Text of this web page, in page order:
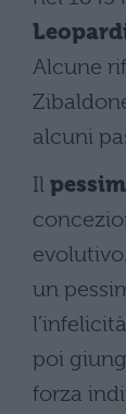
Alcune
alcuni
Il
un
poi
forza